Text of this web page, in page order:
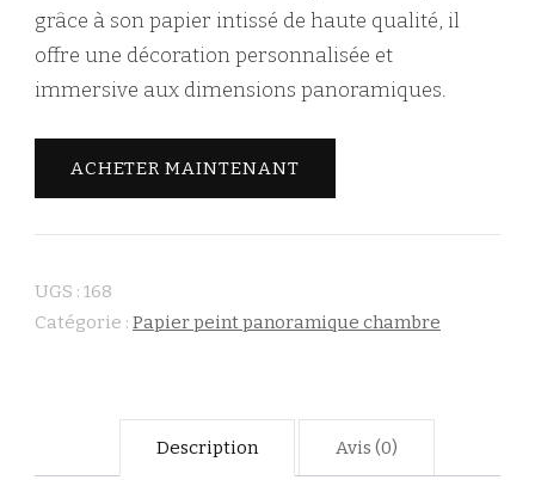
grâce à son papier intissé de haute qualité, il
offre une décoration personnalisée et
immersive aux dimensions panoramiques.
ACHETER MAINTENANT
UGS : 168
Catégorie : Papier peint panoramique chambre
Description Avis (0)